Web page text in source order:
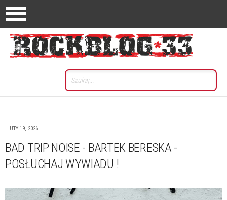
LUTY 19, 2026
BAD TRIP NOISE - BARTEK BERESKA -
POSŁUCHAJ WYWIADU !